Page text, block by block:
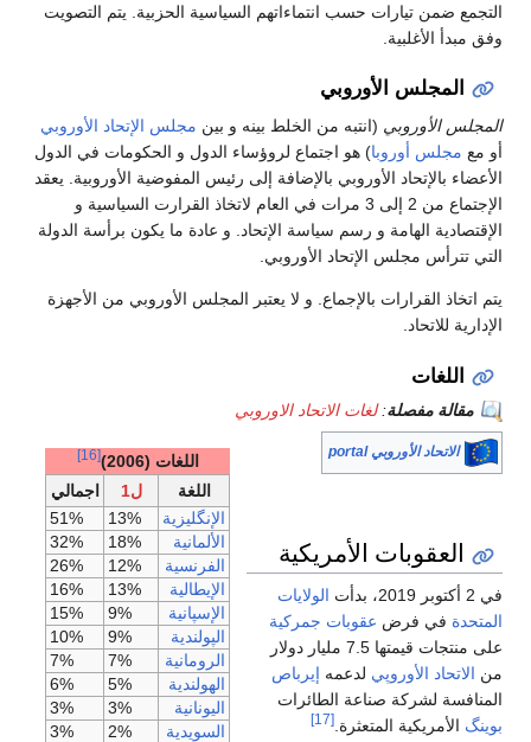
التجمع ضمن تيارات حسب انتماءاتهم السياسية الحزبية. يتم التصويت
وفق مبدأ الأغلبية.
المجلس الأوروبي
المجلس الأوروبي (انتبه من الخلط بينه و بين مجلس الإتحاد الأوروبي
أو مع مجلس أوروبا) هو اجتماع لروؤساء الدول و الحكومات في الدول
الأعضاء بالإتحاد الأوروبي بالإضافة إلى رئيس المفوضية الأوروبية. يعقد
الإجتماع من 2 إلى 3 مرات في العام لاتخاذ القرارت السياسية و
الإقتصادية الهامة و رسم سياسة الإتحاد. و عادة ما يكون برأسة الدولة
التي تترأس مجلس الإتحاد الأوروبي.
يتم اتخاذ القرارات بالإجماع. و لا يعتبر المجلس الأوروبي من الأجهزة
الإدارية للاتحاد.
اللغات
مقالة مفصلة:لغات الاتحاد الاوروبي
اللغات (2006)
[16]
اللغة ل1
اجمالي
الإنگليزية
13%
51%
الألمانية
18%
32%
الفرنسية
12%
26%
الإيطالية
13%
16%
الإسپانية
9%
15%
الپولندية
9%
10%
الرومانية
7%
7%
الهولندية
5%
6%
اليونانية
3%
3%
السويدية
2%
3%
الاتحاد الأوروبي portal
العقوبات الأمريكية
في 2 أكتوبر 2019، بدأت
الولايات
المتحدة في فرض عقوبات جمركية
على منتجات قيمتها 7.5 مليار دولار
من الاتحاد الأوروپي لدعمه إيرباص
المنافسة لشركة صناعة الطائرات
بوينگ الأمريكية المتعثرة. [17]